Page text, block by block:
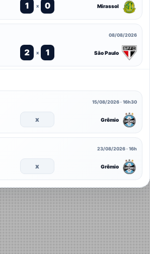
1 x 0 Mirassol
08/08/2026
2 x 1 São Paulo
15/08/2026 · 16h30
x Grêmio
23/08/2026 · 16h
x Grêmio